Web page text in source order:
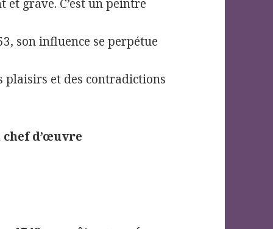
grave. C’est un peintre
son influence se perpétue
plaisirs et des contradictions
chef d’œuvre